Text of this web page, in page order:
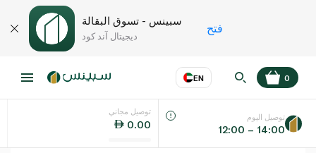
سبينس - تسوق البقالة
ديجيتال آند كود
فتح
EN
اللغة عر
0
توصيل مجاني
0.00
توصيل اليوم
12:00 – 14:00